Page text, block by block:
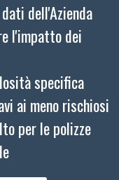
dell'Azienda
l'impatto dei
specifica
ai meno rischiosi
per le polizze